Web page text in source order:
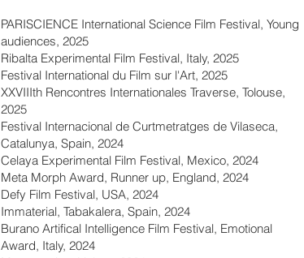
PARISCIENCE International Science Film Festival, Young
audiences, 2025
Ribalta Experimental Film Festival, Italy, 2025
Festival International du Film sur l'Art, 2025
XXVIIIth Rencontres Internationales Traverse, Tolouse,
2025
Festival Internacional de Curtmetratges de Vilaseca,
Catalunya, Spain, 2024
Celaya Experimental Film Festival, Mexico, 2024
Meta Morph Award, Runner up, England, 2024
Defy Film Festival, USA, 2024
Immaterial, Tabakalera, Spain, 2024
Burano Artifical Intelligence Film Festival, Emotional
Award, Italy, 2024